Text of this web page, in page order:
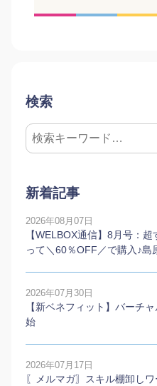
検索
新着記事
2026年08月07日
【WELBOX通信】8月号：
って＼60％OFF／で購入♪島
2026年07月30日
【新ベネフィット】バーチ
始
2026年07月17日
〖メルマガ〗スキル棚卸し